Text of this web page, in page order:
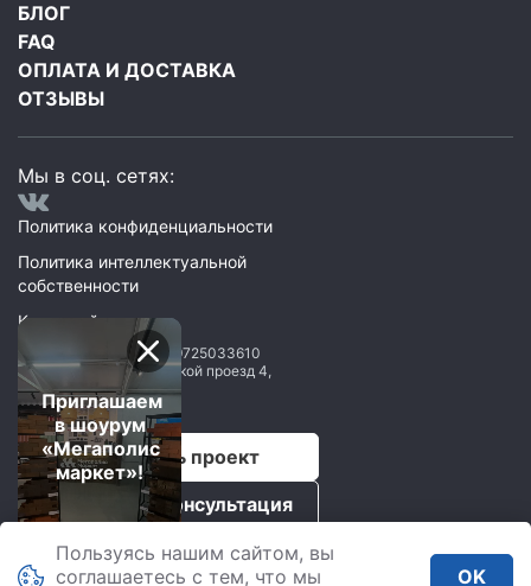
Пользуясь нашим сайтом, вы
соглашаетесь с тем, что мы
OK
БЛОГ
FAQ
ОПЛАТА И ДОСТАВКА
ОТЗЫВЫ
Мы в соц. сетях:
Политика конфиденциальности
Политика интеллектуальной
собственности
Карта сайта
ИНН: 9725033610
119071,Москва ,2 Донской проезд 4,
строение 1, пом. 435
Рассчитать проект
Бесплатная консультация
Мегаполис © 2026.
Приглашаем
в шоурум
«Мегаполис
маркет»!